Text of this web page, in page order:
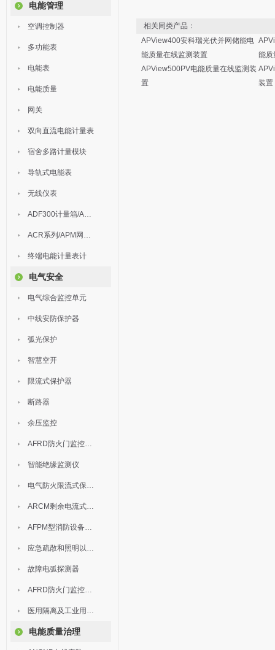
电能管理
空调控制器
多功能表
电能表
电能质量
网关
双向直流电能计量表
宿舍多路计量模块
导轨式电能表
无线仪表
ADF300计量箱/AEW无线计量
ACR系列/APM网络电力仪表
终端电能计量表计
电气安全
电气综合监控单元
中线安防保护器
弧光保护
智慧空开
限流式保护器
断路器
余压监控
AFRD防火门监控模块
智能绝缘监测仪
电气防火限流式保护器
ARCM剩余电流式电气火灾监控装置
AFPM型消防设备电源监控系统
应急疏散和照明以及灯具
故障电弧探测器
AFRD防火门监控系统
医用隔离及工业用电绝缘检测
电能质量治理
相关同类产品：
APView400安科瑞光伏并网储能电
能质量在线监测装置
能质
APView500PV电能质量在线监测装
置
装置